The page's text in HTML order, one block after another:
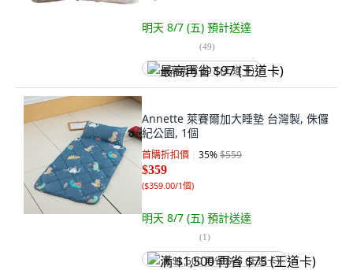
明天 8/7 (五) 預計送達
(49)
最高再省 $97 (王道卡)
Annette 萊賽爾加大睡墊 台灣製, 侏儸
紀公園, 1個
首購折扣價 35%$559
$359
($359.00/1個)
明天 8/7 (五) 預計送達
(1)
满 $1,500 再省 $75 (王道卡)